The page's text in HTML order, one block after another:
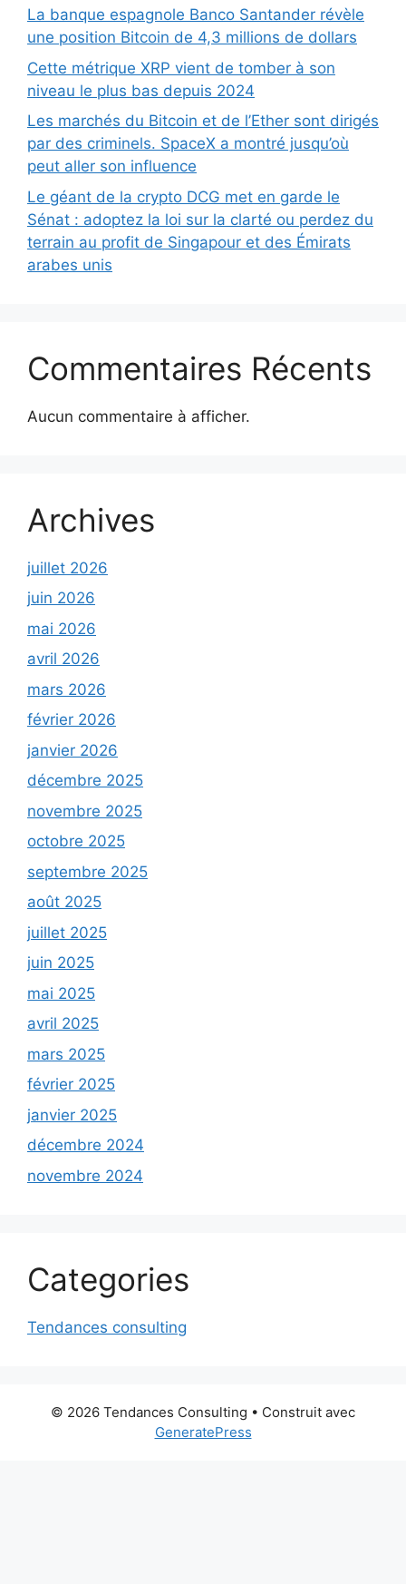
La banque espagnole Banco Santander révèle
une position Bitcoin de 4,3 millions de dollars
Cette métrique XRP vient de tomber à son
niveau le plus bas depuis 2024
Les marchés du Bitcoin et de l’Ether sont dirigés
par des criminels. SpaceX a montré jusqu’où
peut aller son influence
Le géant de la crypto DCG met en garde le
Sénat : adoptez la loi sur la clarté ou perdez du
terrain au profit de Singapour et des Émirats
arabes unis
Commentaires Récents
Aucun commentaire à afficher.
Archives
juillet 2026
juin 2026
mai 2026
avril 2026
mars 2026
février 2026
janvier 2026
décembre 2025
novembre 2025
octobre 2025
septembre 2025
août 2025
juillet 2025
juin 2025
mai 2025
avril 2025
mars 2025
février 2025
janvier 2025
décembre 2024
novembre 2024
Categories
Tendances consulting
© 2026 Tendances Consulting • Construit avec
GeneratePress